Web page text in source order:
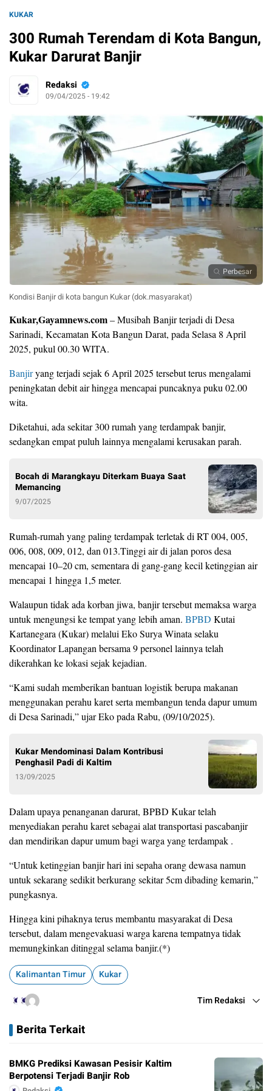
KUKAR
300 Rumah Terendam di Kota Bangun,
Kukar Darurat Banjir
Redaksi
09/04/2025 - 19:42
Perbesar
Kondisi Banjir di kota bangun Kukar (dok.masyarakat)
Kukar,Gayamnews.com– Musibah Banjir terjadi di Desa
Sarinadi, Kecamatan Kota Bangun Darat, pada Selasa 8 April
2025, pukul 00.30 WITA.
Banjiryang terjadi sejak 6 April 2025 tersebut terus mengalami
peningkatan debit air hingga mencapai puncaknya puku 02.00
wita.
Diketahui, ada sekitar 300 rumah yang terdampak banjir,
sedangkan empat puluh lainnya mengalami kerusakan parah.
Bocah di Marangkayu Diterkam Buaya Saat
Memancing
9/07/2025
Rumah-rumah yang paling terdampak terletak di RT 004, 005,
006, 008, 009, 012, dan 013.Tinggi air di jalan poros desa
mencapai 10–20 cm, sementara di gang-gang kecil ketinggian air
mencapai 1 hingga 1,5 meter.
Walaupun tidak ada korban jiwa, banjir tersebut memaksa warga
untuk mengungsi ke tempat yang lebih aman. BPBD Kutai
Kartanegara (Kukar) melalui Eko Surya Winata selaku
Koordinator Lapangan bersama 9 personel lainnya telah
dikerahkan ke lokasi sejak kejadian.
“Kami sudah memberikan bantuan logistik berupa makanan
menggunakan perahu karet serta membangun tenda dapur umum
di Desa Sarinadi,” ujar Eko pada Rabu, (09/10/2025).
Kukar Mendominasi Dalam Kontribusi
Penghasil Padi di Kaltim
13/09/2025
Dalam upaya penanganan darurat, BPBD Kukar telah
menyediakan perahu karet sebagai alat transportasi pascabanjir
dan mendirikan dapur umum bagi warga yang terdampak .
“Untuk ketinggian banjir hari ini sepaha orang dewasa namun
untuk sekarang sedikit berkurang sekitar 5cm dibading kemarin,”
pungkasnya.
Hingga kini pihaknya terus membantu masyarakat di Desa
tersebut, dalam mengevakuasi warga karena tempatnya tidak
memungkinkan ditinggal selama banjir.(*)
Kalimantan Timur Kukar
Tim Redaksi
Berita Terkait
BMKG Prediksi Kawasan Pesisir Kaltim
Berpotensi Terjadi Banjir Rob